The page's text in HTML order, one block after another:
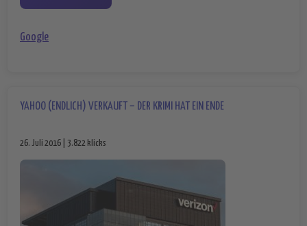
Google
YAHOO (ENDLICH) VERKAUFT – DER KRIMI HAT EIN ENDE
26. Juli 2016 | 3.822 klicks